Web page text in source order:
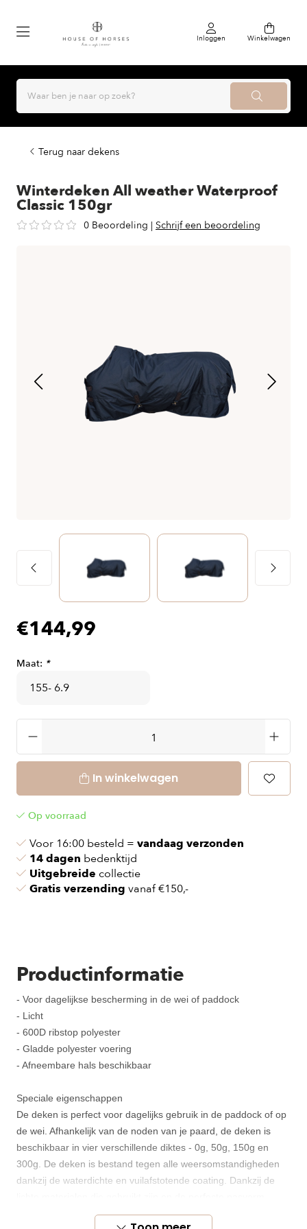
Inloggen Winkelwagen
Terug naar dekens
Winterdeken All weather Waterproof
Classic 150gr
0 Beoordeling | Schrijf een beoordeling
€144,99
Maat: *
In winkelwagen
Op voorraad
Voor 16:00 besteld = vandaag verzonden
14 dagen bedenktijd
Uitgebreide collectie
Gratis verzending vanaf €150,-
Productinformatie
- Voor dagelijkse bescherming in de wei of paddock
- Licht
- 600D ribstop polyester
- Gladde polyester voering
- Afneembare hals beschikbaar
Speciale eigenschappen
De deken is perfect voor dagelijks gebruik in de paddock of op
de wei. Afhankelijk van de noden van je paard, de deken is
beschikbaar in vier verschillende diktes - 0g, 50g, 150g en
300g. De deken is bestand tegen alle weersomstandigheden
dankzij de waterdichte en vuilafstotende coating. Dankzij de
biedt de deken maximaal comfort.